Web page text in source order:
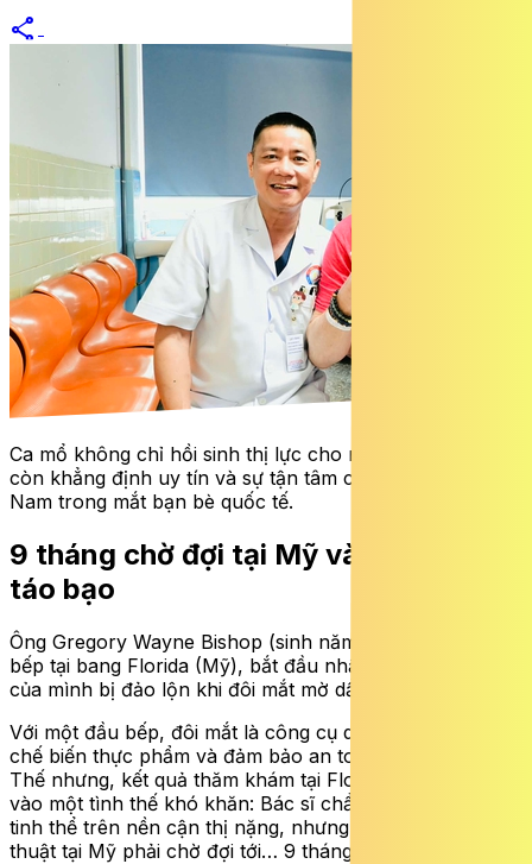
share
Ca mổ không chỉ hồi sinh thị lực cho một đầu bếp mà
còn khẳng định uy tín và sự tận tâm của y bác sĩ Việt
Nam trong mắt bạn bè quốc tế.
9 tháng chờ đợi tại Mỹ và quyết định
táo bạo
Ông Gregory Wayne Bishop (sinh năm 1970), một đầu
bếp tại bang Florida (Mỹ), bắt đầu nhận thấy cuộc sống
của mình bị đảo lộn khi đôi mắt mờ dần.
Với một đầu bếp, đôi mắt là công cụ quan trọng nhất để
chế biến thực phẩm và đảm bảo an toàn trong gian bếp.
Thế nhưng, kết quả thăm khám tại Florida lại đưa ông
vào một tình thế khó khăn: Bác sĩ chẩn đoán đục thủy
tinh thể trên nền cận thị nặng, nhưng lịch hẹn phẫu
thuật tại Mỹ phải chờ đợi tới… 9 tháng sau.